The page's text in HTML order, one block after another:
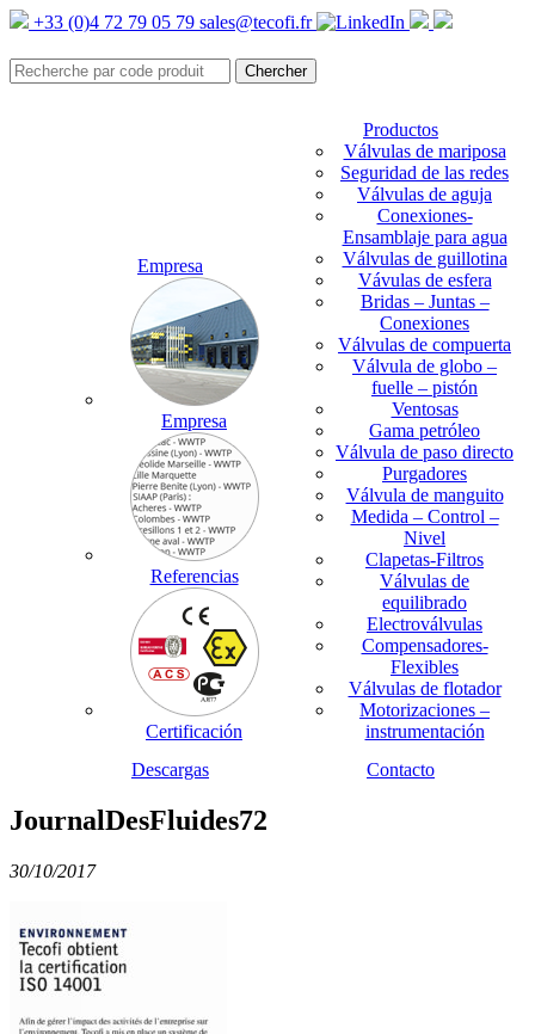
+33 (0)4 72 79 05 79 sales@tecofi.fr
Empresa
Empresa
Referencias
Certificación
Productos
Válvulas de mariposa
Seguridad de las redes
Válvulas de aguja
Conexiones-
Ensamblaje para agua
Válvulas de guillotina
Vávulas de esfera
Bridas – Juntas –
Conexiones
Válvulas de compuerta
Válvula de globo –
fuelle – pistón
Ventosas
Gama petróleo
Válvula de paso directo
Purgadores
Válvula de manguito
Medida – Control –
Nivel
Clapetas-Filtros
Válvulas de
equilibrado
Electroválvulas
Compensadores-
Flexibles
Válvulas de flotador
Motorizaciones –
instrumentación
Descargas
Contacto
JournalDesFluides72
30/10/2017